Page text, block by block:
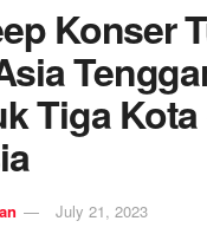
Konser
Tiga
July 21, 2023